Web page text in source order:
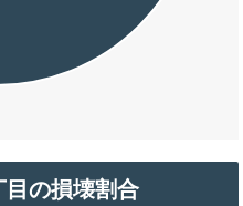
の損壊割合